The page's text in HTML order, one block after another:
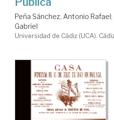
Peña Sánchez, Antonio Rafael;
Gabriel
Universidad de Cádiz (UCA).